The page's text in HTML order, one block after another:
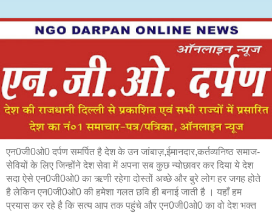
एन0जी0ओ0 दर्पण समर्पित है देश के उन जांबाज़,ईमानदार,कर्तव्यनिष्ठ समाज-
सेवियों के लिए जिन्होंने देश सेवा में अपना सब कुछ न्योछावर कर दिया ये देश
सदा ऐसे एन0जी0ओ0 का ऋणी रहेगा दोस्तों अच्छे और बुरे लोग हर जगह होते
है लेकिन एन0जी0ओ0 की हमेशा गलत छवि ही बनाई जाती है । यहाँ हम
प्रयास कर रहे है कि सत्य आप तक पहुंचे और एन0जी0ओ0 का वो देश भक्त